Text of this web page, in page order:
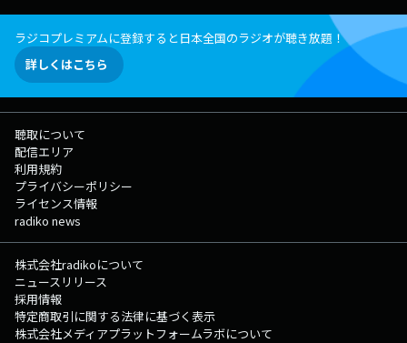
ラジコプレミアムに登録すると日本全国のラジオが聴き放題！
詳しくはこちら
聴取について
配信エリア
利用規約
プライバシーポリシー
ライセンス情報
radiko news
株式会社radikoについて
ニュースリリース
採用情報
特定商取引に関する法律に基づく表示
株式会社メディアプラットフォームラボについて